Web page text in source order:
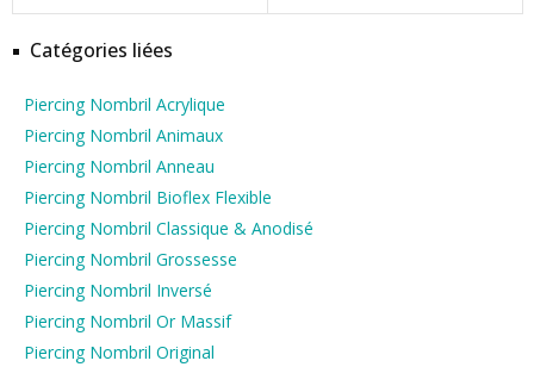
Catégories liées
Piercing Nombril Acrylique
Piercing Nombril Animaux
Piercing Nombril Anneau
Piercing Nombril Bioflex Flexible
Piercing Nombril Classique & Anodisé
Piercing Nombril Grossesse
Piercing Nombril Inversé
Piercing Nombril Or Massif
Piercing Nombril Original